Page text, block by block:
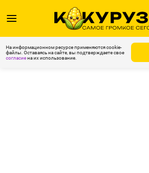
На информационном ресурсе применяются cookie-
файлы. Оставаясь на сайте, вы подтверждаете свое
согласиена их использование.